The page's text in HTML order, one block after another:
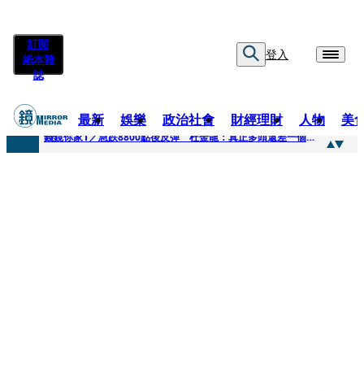
訂閱
紙本雜
誌
登入
最新 娛樂 政治社會 財經理財 人物 美
快訊
錢鏡你家1／急跌8800點後反彈 杜金龍：真正多頭還差一個訊號